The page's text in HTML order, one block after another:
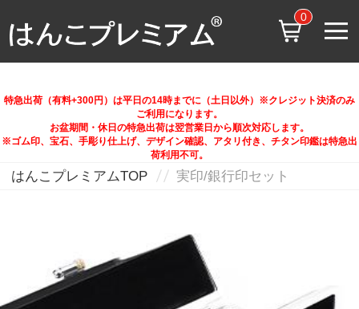
0
特急出荷（有料+300円）は平日の14時までに（土日以外）※クレジット決済のみ
ご利用になります。
お盆期間・休日の特急出荷は翌営業日から順次対応します。
※ゴム印、宝石、手彫り仕上げ、デザイン確認、アタリ付き、チタン印鑑は特急出
荷利用不可。
はんこプレミアムTOP 実印/銀行印セット